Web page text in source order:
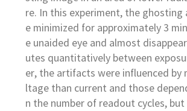
re. In this experiment, the
e minimized for approximately 3
e unaided eye and almost
utes quantitatively between
er, the artifacts were influenced by
ltage than current and those
n the number of readout cycles, but